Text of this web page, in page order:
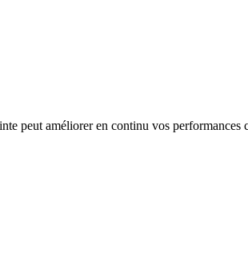
peut améliorer en continu vos performances